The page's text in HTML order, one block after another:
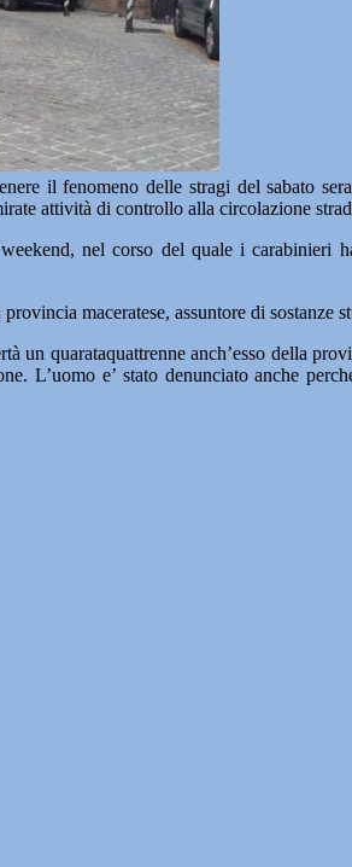
il fenomeno delle stragi del sabato
attività di controllo alla circolazione
nel corso del quale i carabinieri
maceratese, assuntore di sostanze
un quarataquattrenne anch’esso della
L’uomo e’ stato denunciato anche